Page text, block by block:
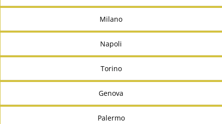
Milano
Napoli
Torino
Genova
Palermo